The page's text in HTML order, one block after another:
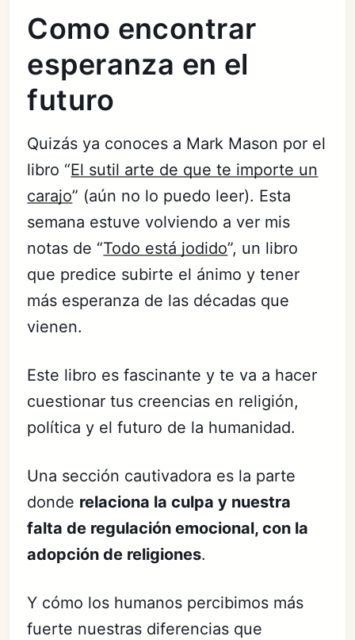
Como encontrar
esperanza en el
futuro
Quizás ya conoces a Mark Mason por el
libro “El sutil arte de que te importe un
carajo” (aún no lo puedo leer). Esta
semana estuve volviendo a ver mis
notas de “Todo está jodido”, un libro
que predice subirte el ánimo y tener
más esperanza de las décadas que
vienen.
Este libro es fascinante y te va a hacer
cuestionar tus creencias en religión,
política y el futuro de la humanidad.
Una sección cautivadora es la parte
donde relaciona la culpa y nuestra
falta de regulación emocional, con la
adopción de religiones.
Y cómo los humanos percibimos más
fuerte nuestras diferencias que